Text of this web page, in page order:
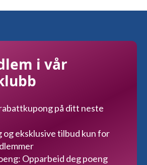
i vår
på ditt neste
og eksklusive tilbud kun for
Opparbeid deg poeng